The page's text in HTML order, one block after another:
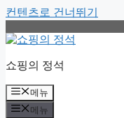
컨텐츠로 건너뛰기
쇼핑의 정석
메뉴
메뉴